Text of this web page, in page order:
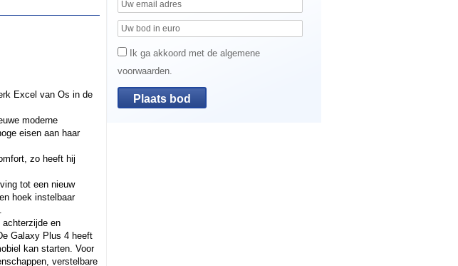
Excel van Os in de
moderne
eisen aan haar
zo heeft hij
tot een nieuw
hoek instelbaar
achterzijde en
Galaxy Plus 4 heeft
kan starten. Voor
verstelbare
Ik ga akkoord met de algemene
voorwaarden.